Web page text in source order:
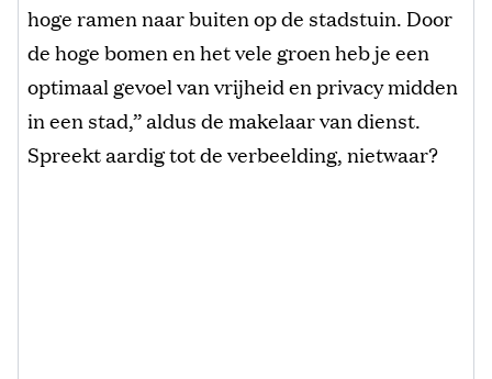
hoge ramen naar buiten op de stadstuin. Door
de hoge bomen en het vele groen heb je een
optimaal gevoel van vrijheid en privacy midden
in een stad,” aldus de makelaar van dienst.
Spreekt aardig tot de verbeelding, nietwaar?